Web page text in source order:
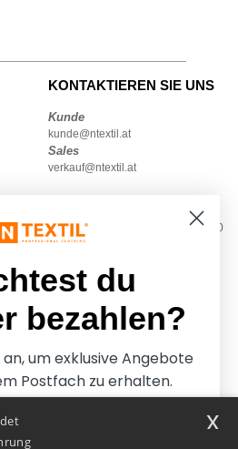
KONTAKTIEREN SIE UNS
Kunde
kunde@ntextil.at
Sales
verkauf@ntextil.at
Montag – Donnerstag: 10:00–13:00
& 14:00–17:30
Freitag: 10:00–14:00
x
du
bezahlen?
an, um exklusive Angebote
Postfach zu erhalten.